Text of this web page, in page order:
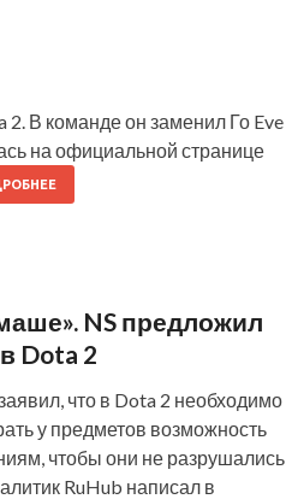
В команде он заменил Го Eve
на официальной странице
NS предложил
Dota 2
что в Dota 2 необходимо
у предметов возможность
чтобы они не разрушались
RuHub написал в